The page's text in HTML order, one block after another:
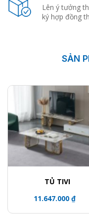
Lên ý tưởng
ký hợp đồng
SẢN
TỦ TIVI
11.647.000 ₫